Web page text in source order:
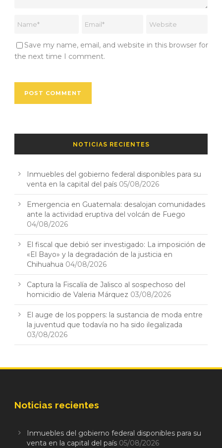
Save my name, email, and website in this browser for
the next time I comment.
NOTICIAS RECIENTES
Inmuebles del gobierno federal disponibles para su
venta en la capital del país 05/08/2026
Emergencia en Guatemala: desalojan comunidades
ante la actividad eruptiva del volcán de Fuego
04/08/2026
El fiscal que debió ser investigado: La imposición de
«El Bayo» y la degradación de la justicia en
Chihuahua 04/08/2026
Captura la Fiscalía de Jalisco al sospechoso del
homicidio de Valeria Márquez 03/08/2026
El auge de los poppers: la sustancia de moda entre
la juventud que todavía no ha sido ilegalizada
03/08/2026
Noticias recientes
Inmuebles del gobierno federal disponibles para su
venta en la capital del país 05/08/2026